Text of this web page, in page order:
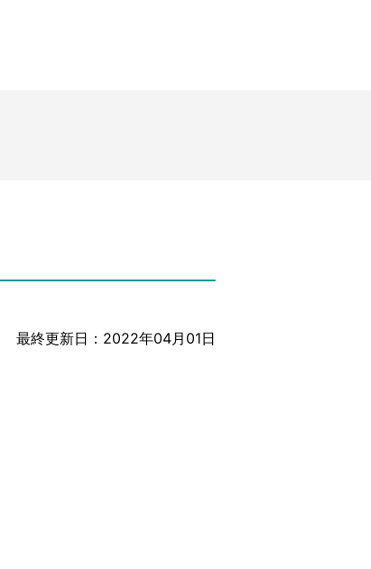
最終更新日：2022年04月01日